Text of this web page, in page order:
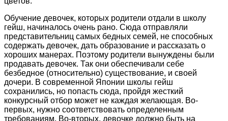
Обучение девочек, которых родители отдали в школу
гейш, начиналось очень рано. Сюда отправляли
представительниц самых бедных семей, не способных
содержать девочек, дать образование и рассказать о
хороших манерах. Поэтому родители вынуждены были
продавать девочек. Так они обеспечивали себе
безбедное (относительно) существование, и своей
дочери. В современной Японии школы гейш
сохранились, но попасть сюда, пройдя жесткий
конкурсный отбор может не каждая желающая. Во-
первых, нужно соответствовать определенным
требованиям. Во-вторых, девочке должно быть на